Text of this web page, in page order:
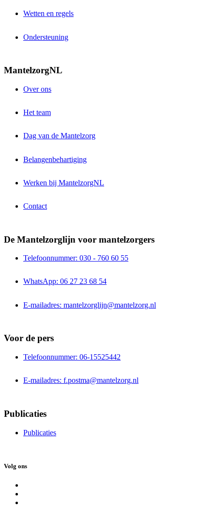
Wetten en regels
Ondersteuning
MantelzorgNL
Over ons
Het team
Dag van de Mantelzorg
Belangenbehartiging
Werken bij MantelzorgNL
Contact
De Mantelzorglijn voor mantelzorgers
Telefoonnummer: 030 - 760 60 55
WhatsApp: 06 27 23 68 54
E-mailadres: mantelzorglijn@mantelzorg.nl
Voor de pers
Telefoonnummer: 06-15525442
E-mailadres: f.postma@mantelzorg.nl
Publicaties
Publicaties
Volg ons